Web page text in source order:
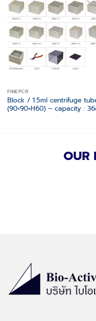
Add to
FINEPCR
Block / 1.5ml centrifuge
(90×90×H60) – capacity :
OUR